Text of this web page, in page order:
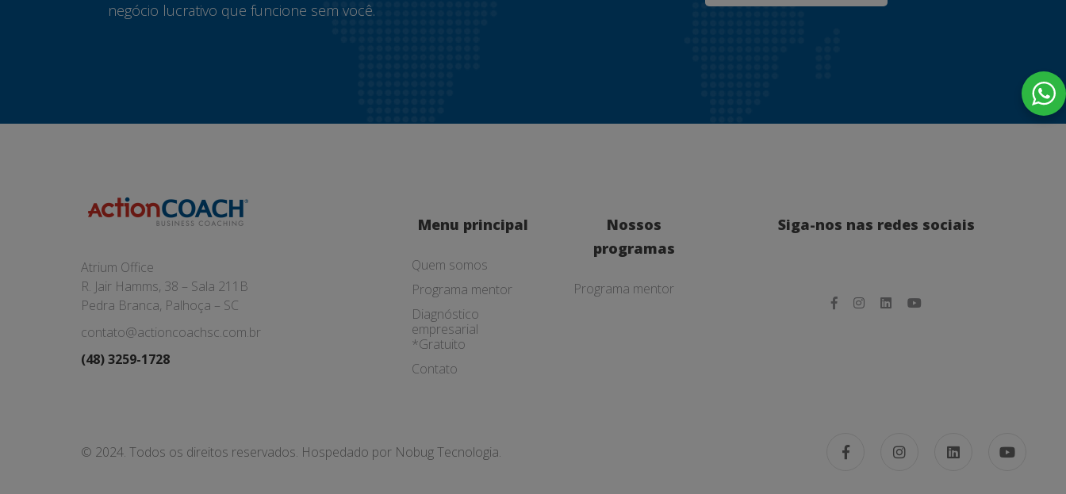
negócio lucrativo que funcione sem você.
Atrium Office
R. Jair Hamms, 38 – Sala 211B
Pedra Branca, Palhoça – SC
contato@actioncoachsc.com.br
(48) 3259-1728
Menu principal
Quem somos
Programa mentor
Diagnóstico
empresarial
*Gratuito
Contato
Nossos
programas
Programa mentor
Siga-nos nas redes sociais
© 2024. Todos os direitos reservados. Hospedado por Nobug Tecnologia.